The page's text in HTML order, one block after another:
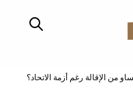
من الإقالة رغم أزمة الاتحاد؟